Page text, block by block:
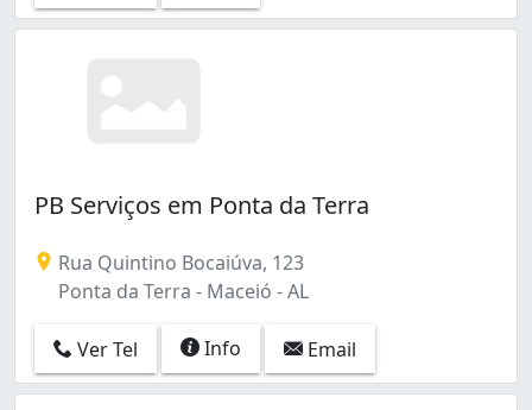
PB Serviços em Ponta da Terra
Rua Quintino Bocaiúva, 123
Ponta da Terra - Maceió - AL
Ver Tel Info Email